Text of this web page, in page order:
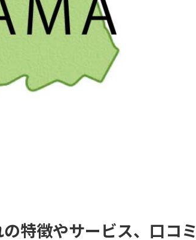
特徴やサービス、口コミ